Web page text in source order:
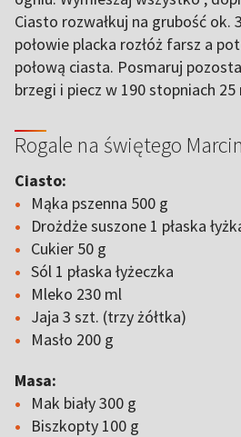
Ciasto rozwałkuj na grubość ok.
połowie placka rozłóż farsz a
połową ciasta. Posmaruj
brzegi i piecz w 190 stopniach
Rogale na świętego
Ciasto:
Mąka pszenna 500 g
Drożdże suszone 1 płaska
Cukier 50 g
Sól 1 płaska łyżeczka
Mleko 230 ml
Jaja 3 szt. (trzy żółtka)
Masło 200 g
Masa:
Mak biały 300 g
Biszkopty 100 g